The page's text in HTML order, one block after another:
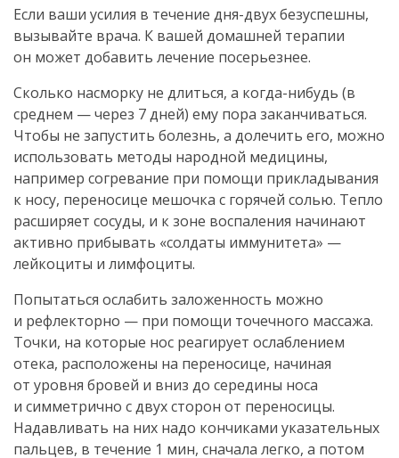
Если ваши усилия в течение дня-двухбезуспешны,
вызывайте врача. К вашей домашней терапии
он может добавить лечение посерьезнее.
Сколько насморку не длиться, а когда-нибудь (в
среднем — через 7 дней) ему пора заканчиваться.
Чтобы не запустить болезнь, а долечить его, можно
использовать методы народной медицины,
например согревание при помощи прикладывания
к носу, переносице мешочка с горячей солью. Тепло
расширяет сосуды, и к зоне воспаления начинают
активно прибывать «солдаты иммунитета» —
лейкоциты и лимфоциты.
Попытаться ослабить заложенность можно
и рефлекторно — при помощи точечного массажа.
Точки, на которые нос реагирует ослаблением
отека, расположены на переносице, начиная
от уровня бровей и вниз до середины носа
и симметрично с двух сторон от переносицы.
Надавливать на них надо кончиками указательных
пальцев, в течение 1 мин, сначала легко, а потом